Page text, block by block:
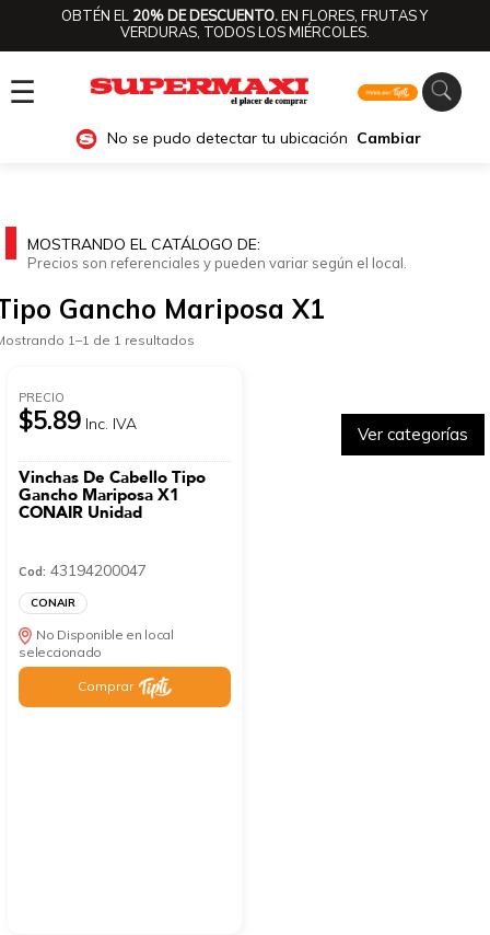
OBTÉN EL 20% DE DESCUENTO.EN FLORES, FRUTAS Y
VERDURAS, TODOS LOS MIÉRCOLES.
☰
No se pudo detectar tu ubicación Cambiar
Ver categorías
MOSTRANDO EL CATÁLOGO DE:
Precios son referenciales y pueden variar según el local.
Gancho Mariposa X1
1–1 de 1 resultados
PRECIO
$5.89 Inc. IVA
Vinchas De Cabello Tipo
Gancho Mariposa X1
CONAIR Unidad
Cod: 43194200047
CONAIR
No Disponible en local
seleccionado
Comprar